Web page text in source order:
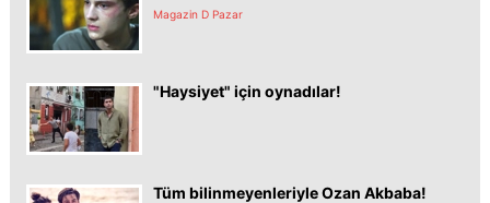
Magazin D Pazar
"Haysiyet" için oynadılar!
Tüm bilinmeyenleriyle Ozan Akbaba!